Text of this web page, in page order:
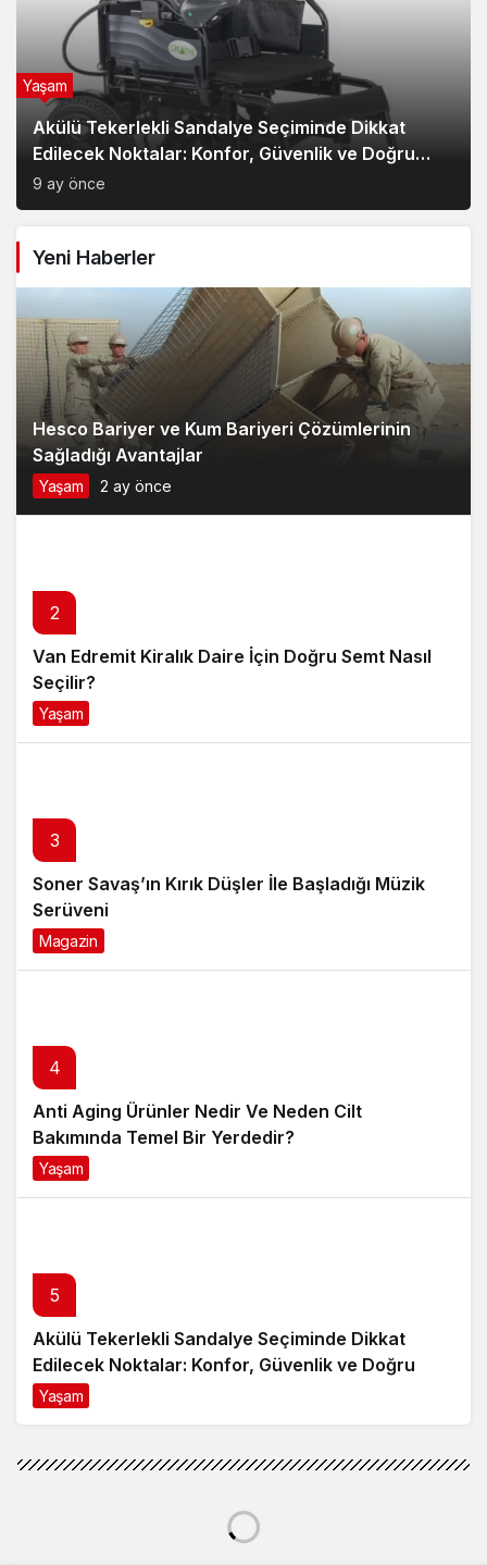
Akülü Tekerlekli Sandalye Seçiminde Dikkat
Edilecek Noktalar: Konfor, Güvenlik ve Doğru
Model Tercihi
9 ay önce
Yaşam
Yeni Haberler
Hesco Bariyer ve Kum Bariyeri Çözümlerinin
Sağladığı Avantajlar
Yaşam 2 ay önce
2
Van Edremit Kiralık Daire İçin Doğru Semt Nasıl
Seçilir?
Yaşam
3
Soner Savaş’ın Kırık Düşler İle Başladığı Müzik
Serüveni
Magazin
4
Anti Aging Ürünler Nedir Ve Neden Cilt
Bakımında Temel Bir Yerdedir?
Yaşam
5
Akülü Tekerlekli Sandalye Seçiminde Dikkat
Edilecek Noktalar: Konfor, Güvenlik ve Doğru
Model Tercihi
Yaşam